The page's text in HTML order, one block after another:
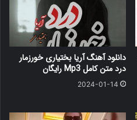
دانلود آهنگ آریا بختیاری خورزمار
درد متن کامل Mp3 رایگان
2024-01-14